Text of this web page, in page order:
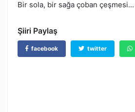
Bir sola, bir sağa çoban çeşmesi...
Şiiri Paylaş
facebook twitter